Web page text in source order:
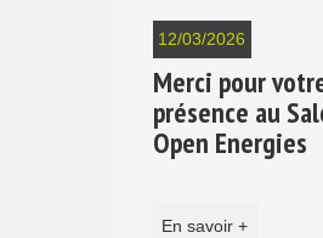
12/03/2026
Merci pour
présence au
Open Energies
En savoir +